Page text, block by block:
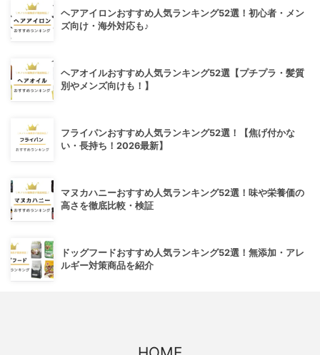
ヘアアイロンおすすめ人気ランキング52選！初心者・メン
ズ向け・海外対応も♪
ヘアオイルおすすめ人気ランキング52選【プチプラ・髪質
別やメンズ向けも！】
フライパンおすすめ人気ランキング52選！【焦げ付かな
い・長持ち！2026最新】
マヌカハニーおすすめ人気ランキング52選！味や栄養価の
高さを徹底比較・検証
ドッグフードおすすめ人気ランキング52選！無添加・アレ
ルギー対策商品を紹介